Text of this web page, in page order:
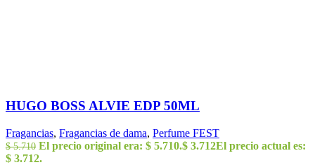
HUGO BOSS ALVIE EDP 50ML
Fragancias, Fragancias de dama, Perfume FEST
$5.710 El precio original era: $ 5.710.$ 3.712El precio actual es:
$ 3.712.